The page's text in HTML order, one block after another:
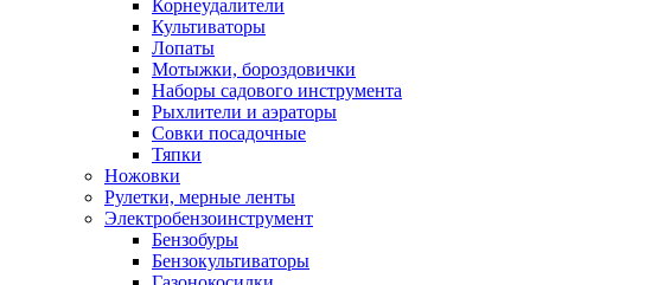
Корнеудалители
Культиваторы
Лопаты
Мотыжки, бороздовички
Наборы садового инструмента
Рыхлители и аэраторы
Совки посадочные
Тяпки
Ножовки
Рулетки, мерные ленты
Электробензоинструмент
Бензобуры
Бензокультиваторы